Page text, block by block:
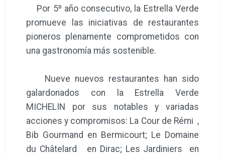
Por 5º año consecutivo, la Estrella Verde
promueve las iniciativas de restaurantes
pioneros plenamente comprometidos con
una gastronomía más sostenible.
Nueve nuevos restaurantes han sido
galardonados con la Estrella Verde
MICHELIN por sus notables y variadas
acciones y compromisos: La Cour de Rémi ,
Bib Gourmand en Bermicourt; Le Domaine
du Châtelard en Dirac; Les Jardiniers en